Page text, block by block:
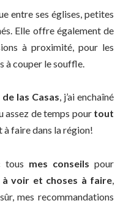
entre ses églises, petites
Elle offre également de
à proximité, pour les
à couper le souffle.
las Casas, j’ai enchaîné
assez de temps pour tout
à faire dans la région!
tous mes conseils pour
à voir et choses à faire
mes recommandations